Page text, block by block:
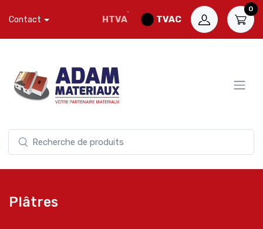
Contact HTVA TVAC
0
Plâtres